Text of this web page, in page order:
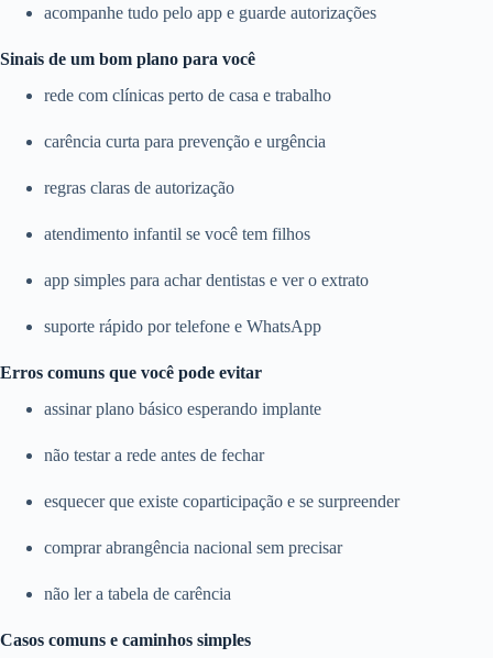
acompanhe tudo pelo app e guarde autorizações
Sinais de um bom plano para você
rede com clínicas perto de casa e trabalho
carência curta para prevenção e urgência
regras claras de autorização
atendimento infantil se você tem filhos
app simples para achar dentistas e ver o extrato
suporte rápido por telefone e WhatsApp
Erros comuns que você pode evitar
assinar plano básico esperando implante
não testar a rede antes de fechar
esquecer que existe coparticipação e se surpreender
comprar abrangência nacional sem precisar
não ler a tabela de carência
Casos comuns e caminhos simples